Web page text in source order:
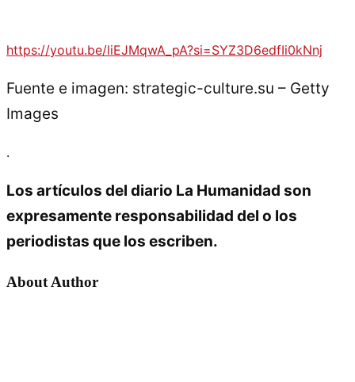
https://youtu.be/liEJMqwA_pA?si=SYZ3D6edfIi0kNnj
Fuente e imagen: strategic-culture.su – Getty
Images
.
Los artículos del diario La Humanidad son
expresamente responsabilidad del o los
periodistas que los escriben.
About Author